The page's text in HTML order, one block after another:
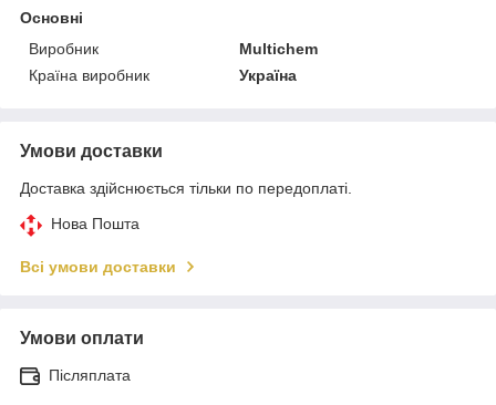
Основні
Виробник
Multichem
Країна виробник
Україна
Умови доставки
Доставка здійснюється тільки по передоплаті.
Нова Пошта
Всі умови доставки
Умови оплати
Післяплата